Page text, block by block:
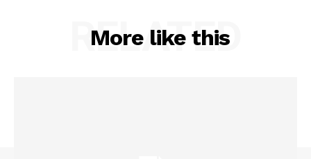
More like this
RELATED